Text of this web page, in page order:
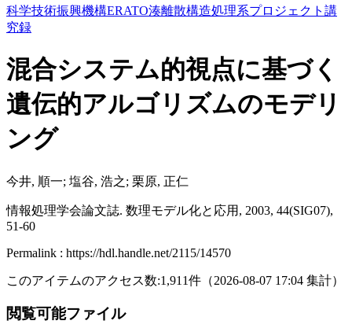
科学技術振興機構ERATO湊離散構造処理系プロジェクト講
究録
混合システム的視点に基づく
遺伝的アルゴリズムのモデリ
ング
今井, 順一; 塩谷, 浩之; 栗原, 正仁
情報処理学会論文誌. 数理モデル化と応用, 2003, 44(SIG07),
51-60
Permalink : https://hdl.handle.net/2115/14570
このアイテムのアクセス数:1,911件 （2026-08-07 17:04 集計）
閲覧可能ファイル